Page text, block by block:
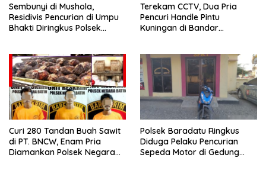
Sembunyi di Mushola,
Residivis Pencurian di Umpu
Bhakti Diringkus Polsek
Terekam CCTV, Dua Pria
Pencuri Handle Pintu
Kuningan di Bandar
Curi 280 Tandan Buah Sawit
di PT. BNCW, Enam Pria
Diamankan Polsek Negara
Polsek Baradatu Ringkus
Diduga Pelaku Pencurian
Sepeda Motor di Gedung